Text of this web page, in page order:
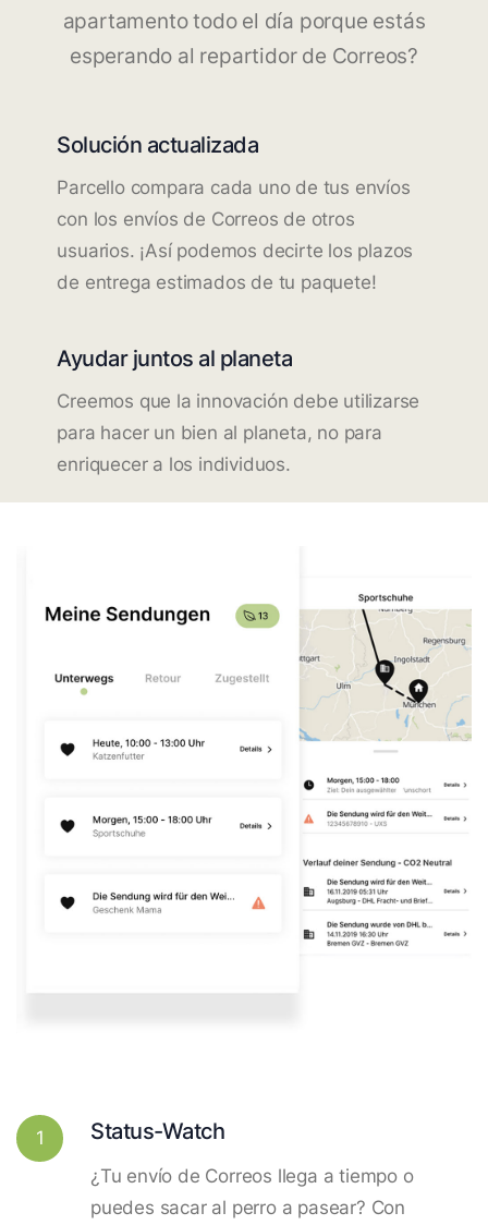
apartamento todo el día porque estás
esperando al repartidor de Correos?
Solución actualizada
Parcello compara cada uno de tus envíos
con los envíos de Correos de otros
usuarios. ¡Así podemos decirte los plazos
de entrega estimados de tu paquete!
Ayudar juntos al planeta
Creemos que la innovación debe utilizarse
para hacer un bien al planeta, no para
enriquecer a los individuos.
1 Status-Watch
¿Tu envío de Correos llega a tiempo o
puedes sacar al perro a pasear? Con